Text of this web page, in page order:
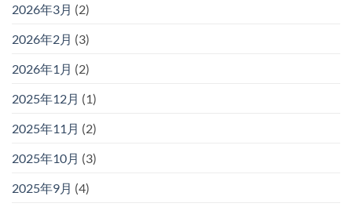
2026年3月 (2)
2026年2月 (3)
2026年1月 (2)
2025年12月 (1)
2025年11月 (2)
2025年10月 (3)
2025年9月 (4)